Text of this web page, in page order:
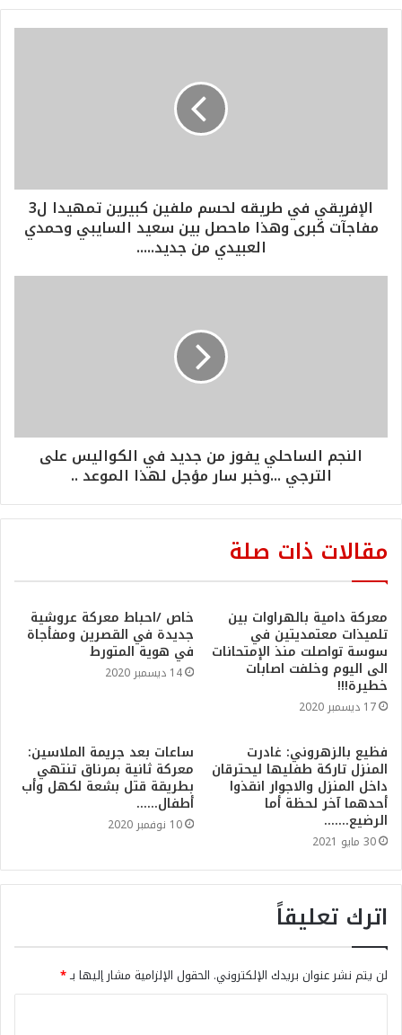
الإفريقي في طريقه لحسم ملفين كبيرين تمهيدا ل3
مفاجآت كبرى وهذا ماحصل بين سعيد السايبي وحمدي
العبيدي من جديد.....
النجم الساحلي يفوز من جديد في الكواليس على
الترجي ...وخبر سار مؤجل لهذا الموعد ..
مقالات ذات صلة
معركة دامية بالهراوات بين
تلميذات معتمديتين في
سوسة تواصلت منذ الإمتحانات
الى اليوم وخلفت اصابات
خطيرة!!!
17 ديسمبر 2020
خاص /احباط معركة عروشية
جديدة في القصرين ومفأجاة
في هوية المتورط
14 ديسمبر 2020
فظيع بالزهروني: غادرت
المنزل تاركة طفليها ليحترقان
داخل المنزل والاجوار انقذوا
أحدهما آخر لحظة أما
الرضيع…….
30 مايو 2021
ساعات بعد جريمة الملاسين:
معركة ثانية بمرناق تنتهي
بطريقة قتل بشعة لكهل وأب
أطفال……
10 نوفمبر 2020
اترك تعليقاً
لن يتم نشر عنوان بريدك الإلكتروني. الحقول الإلزامية مشار إليها بـ*